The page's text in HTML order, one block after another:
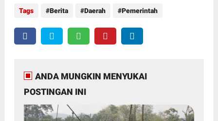
Tags Berita Daerah Pemerintah
ANDA MUNGKIN MENYUKAI
POSTINGAN INI